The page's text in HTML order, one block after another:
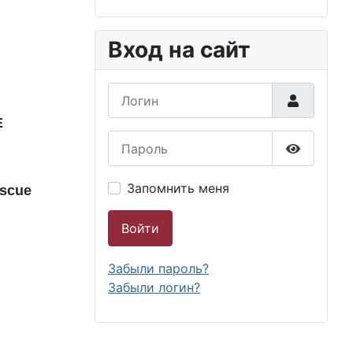
Вход на сайт
Запомнить меня
Войти
Забыли пароль?
Забыли логин?